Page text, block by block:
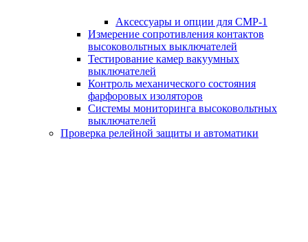
Аксессуары и опции для СМР-1
Измерение сопротивления контактов
высоковольтных выключателей
Тестирование камер вакуумных
выключателей
Контроль механического состояния
фарфоровых изоляторов
Системы мониторинга высоковольтных
выключателей
Проверка релейной защиты и автоматики